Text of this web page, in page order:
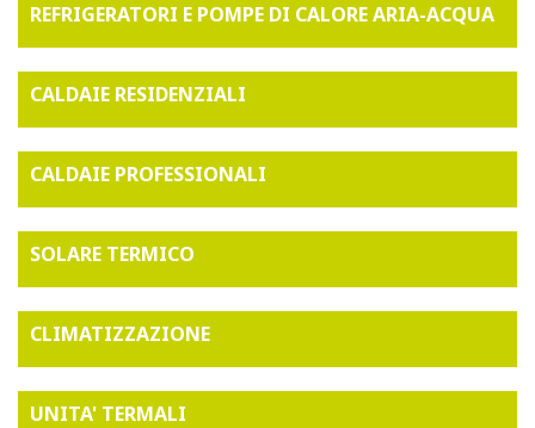
REFRIGERATORI E POMPE DI CALORE ARIA-ACQUA
CALDAIE RESIDENZIALI
CALDAIE PROFESSIONALI
SOLARE TERMICO
CLIMATIZZAZIONE
UNITA' TERMALI